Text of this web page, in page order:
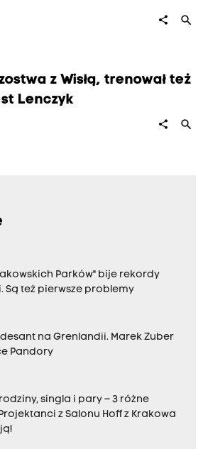
share search
z Wisłą, trenował też
Lenczyk
share search
Parków" bije rekordy
Są też pierwsze problemy
na Grenlandii. Marek Zuber
Pandory
singla i pary – 3 różne
z Salonu Hoff z Krakowa